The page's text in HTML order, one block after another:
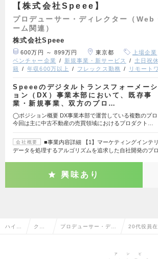
【株式会社Speee】
プロデューサー・ディレクター（Web
ーム関連）
株式会社Speee
600万円 ～ 899万円 東京都 上場企業
ベンチャー企業
新規事業・新サービス 土日祝
籍
年収600万以上 フレックス勤務 リモート
Speeeのデジタルトランスフォーメーシ
ョン（DX）事業本部において、既存事
業・新規事業、双方のプロ…
◯ポジション概要 DX事業本部で運営している複数のプロ
今回は主に中古不動産の売買領域におけるプロダクト…
会社概要
■事業内容詳細 【1】マーケティングインテ
データを処理するアルゴリズムを追求した自社開発のプ
興味あり
ハイク クリ プロデューサー・ディ 20代役員